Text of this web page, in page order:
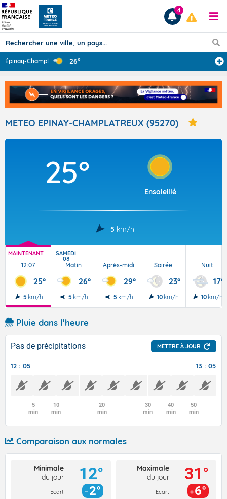
Prévisions
TOUS LES RÉSULTATS
Articles
4
Épinay-Champlât... 26°
METEO EPINAY-CHAMPLATREUX (95270)
25°
Ensoleillé
5 km/h
MAINTENANT
12:07
25°
5 km/h
SAMEDI
08
Matin
26°
5 km/h
Après-midi
29°
5 km/h
Soirée
23°
10 km/h
Nuit
17°
10 km/h
Pluie dans l'heure
Pas de précipitations METTRE À JOUR
12 : 05 13 : 05
5
min
10
min
20
min
30
min
40
min
50
min
Comparaison aux normales
Minimale
du jour
Ecart
12°
2°
Maximale
du jour
Ecart
31°
6°